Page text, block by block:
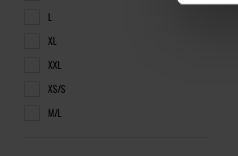
L
XL
XXL
XS/S
M/L